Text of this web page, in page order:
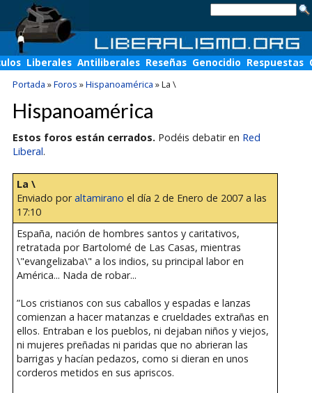
Liberales Antiliberales Reseñas Genocidio Respuestas
Portada »Foros »Hispanoamérica »La \
Hispanoamérica
Estos foros están cerrados. Podéis debatir en Red
Liberal.
La \
Enviado poraltamirano el día 2 de Enero de 2007 a las
17:10
España, nación de hombres santos y caritativos,
retratada por Bartolomé de Las Casas, mientras
\"evangelizaba\" a los indios, su principal labor en
América... Nada de robar...
”Los cristianos con sus caballos y espadas e lanzas
comienzan a hacer matanzas e crueldades extrañas en
ellos. Entraban e los pueblos, ni dejaban niños y viejos,
ni mujeres preñadas ni paridas que no abrieran las
barrigas y hacían pedazos, como si dieran en unos
corderos metidos en sus apriscos.